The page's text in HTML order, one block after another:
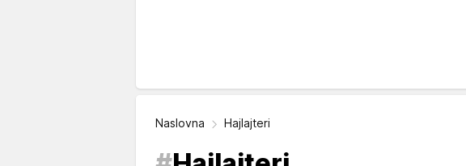
Naslovna Hajlajteri